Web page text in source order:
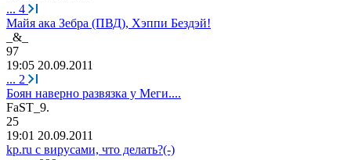
... 4
Майя ака Зебра (ПВД), Хэппи Бездэй!
_&_
97
19:05 20.09.2011
... 2
Боян наверно развязка у Меги....
FaST_9.
25
19:01 20.09.2011
kp.ru с вирусами, что делать?(-)